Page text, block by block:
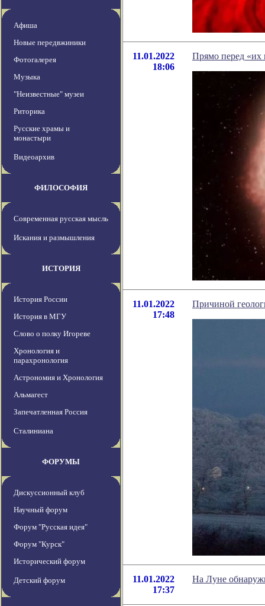
Афиша
Новые передвжиники
Фотогалерея
Музыка
"Неизвестные" музеи
Риторика
Русские храмы и
монастыри
Видеоархив
ФИЛОСОФИЯ
Современная русская мысль
Искания и размышления
ИСТОРИЯ
История России
История в МГУ
Слово о полку Игореве
Хронология и
парахронология
Астрономия и Хронология
Альмагест
Запечатленная Россия
Сталиниана
ФОРУМЫ
Дискуссионный клуб
Научный форум
Форум "Русская идея"
Форум "Курск"
Исторический форум
Детский форум
11.01.2022
18:06
Прямо перед «их
11.01.2022
17:48
Причиной
11.01.2022
17:37
На Луне